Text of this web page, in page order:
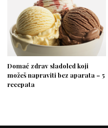
Domać zdrav sladoled koji
možeš napraviti bez aparata – 5
recepata